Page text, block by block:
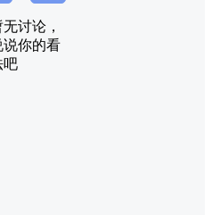
讨论，
说你的看
吧